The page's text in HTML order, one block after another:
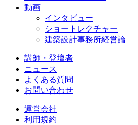
動画
インタビュー
ショートレクチャー
建築設計事務所経営論
講師・登壇者
ニュース
よくある質問
お問い合わせ
運営会社
利用規約